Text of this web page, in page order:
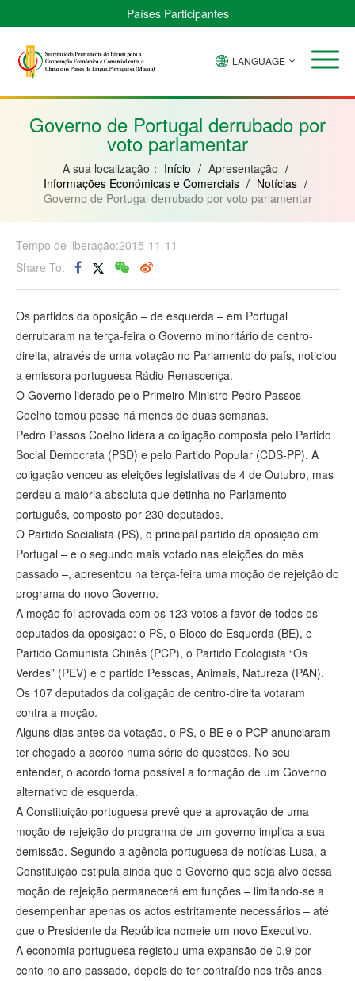
Países Participantes
Verde
Bissau
Guiné
Moçambique
LANGUAGE
Governo de Portugal derrubado por
voto parlamentar
A sua localização： Início / Apresentação /
Informações Económicas e Comerciais / Notícias /
Governo de Portugal derrubado por voto parlamentar
Tempo de liberação:2015-11-11
Share To:
Os partidos da oposição – de esquerda – em Portugal
derrubaram na terça-feira o Governo minoritário de centro-
direita, através de uma votação no Parlamento do país, noticiou
a emissora portuguesa Rádio Renascença.
O Governo liderado pelo Primeiro-Ministro Pedro Passos
Coelho tomou posse há menos de duas semanas.
Pedro Passos Coelho lidera a coligação composta pelo Partido
Social Democrata (PSD) e pelo Partido Popular (CDS-PP). A
coligação venceu as eleições legislativas de 4 de Outubro, mas
perdeu a maioria absoluta que detinha no Parlamento
português, composto por 230 deputados.
O Partido Socialista (PS), o principal partido da oposição em
Portugal – e o segundo mais votado nas eleições do mês
passado –, apresentou na terça-feira uma moção de rejeição do
programa do novo Governo.
A moção foi aprovada com os 123 votos a favor de todos os
deputados da oposição: o PS, o Bloco de Esquerda (BE), o
Partido Comunista Chinês (PCP), o Partido Ecologista “Os
Verdes” (PEV) e o partido Pessoas, Animais, Natureza (PAN).
Os 107 deputados da coligação de centro-direita votaram
contra a moção.
Alguns dias antes da votação, o PS, o BE e o PCP anunciaram
ter chegado a acordo numa série de questões. No seu
entender, o acordo torna possível a formação de um Governo
alternativo de esquerda.
A Constituição portuguesa prevê que a aprovação de uma
moção de rejeição do programa de um governo implica a sua
demissão. Segundo a agência portuguesa de notícias Lusa, a
Constituição estipula ainda que o Governo que seja alvo dessa
moção de rejeição permanecerá em funções – limitando-se a
desempenhar apenas os actos estritamente necessários – até
que o Presidente da República nomeie um novo Executivo.
A economia portuguesa registou uma expansão de 0,9 por
cento no ano passado, depois de ter contraído nos três anos